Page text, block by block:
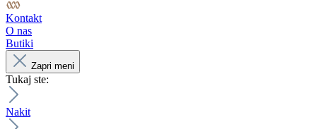
Kontakt
O nas
Butiki
Zapri meni
Tukaj ste:
Nakit